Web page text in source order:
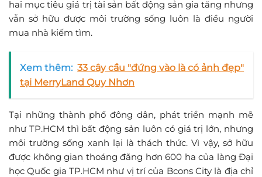
hai mục tiêu giá trị tài sản bất động sản gia tăng nhưng
vẫn sở hữu được môi trường sống luôn là điều người
mua nhà kiếm tìm.
Xem thêm: 33 cây cầu "đứng vào là có ảnh đẹp"
tại MerryLand Quy Nhơn
Tại những thành phố đông dân, phát triển mạnh mẽ
như TP.HCM thì bất động sản luôn có giá trị lớn, nhưng
môi trường sống xanh lại là thách thức. Vì vậy, sở hữu
được không gian thoáng đãng hơn 600 ha của làng Đại
học Quốc gia TP.HCM như vị trí của Bcons City là địa chỉ